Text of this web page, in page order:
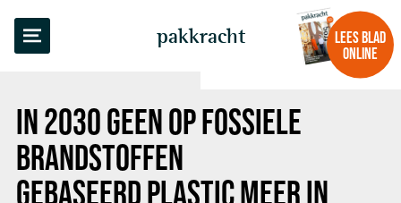
pakkracht
LEES BLAD
ONLINE
IN 2030 GEEN OP FOSSIELE
BRANDSTOFFEN
GEBASEERDPLASTIC MEER IN
TERUG NAAR OVERZICHT